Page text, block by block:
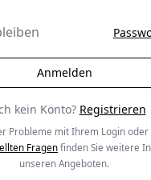
kein Konto? Registrieren
Probleme mit Ihrem Login oder
Fragenfinden Sie weitere
unseren Angeboten.